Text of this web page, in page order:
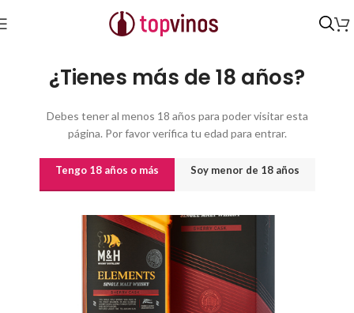
¿Tienes más de 18 años?
Debes tener al menos 18 años para poder visitar esta
página. Por favor verifica tu edad para entrar.
Tengo 18 años o más Soy menor de 18 años
Inicio Destilados y licores